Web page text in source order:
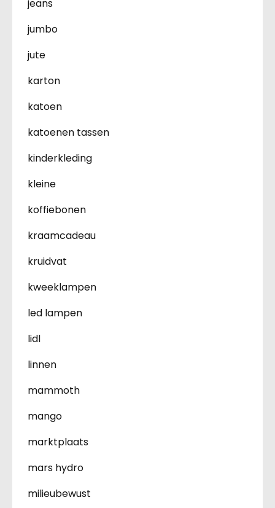
jeans
jumbo
jute
karton
katoen
katoenen tassen
kinderkleding
kleine
koffiebonen
kraamcadeau
kruidvat
kweeklampen
led lampen
lidl
linnen
mammoth
mango
marktplaats
mars hydro
milieubewust